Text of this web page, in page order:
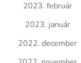
2023. február
2023. január
2022. december